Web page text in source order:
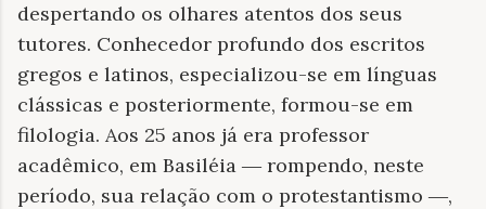
despertando os olhares atentos dos seus
tutores. Conhecedor profundo dos escritos
gregos e latinos, especializou-se em línguas
clássicas e posteriormente, formou-se em
filologia. Aos 25 anos já era professor
acadêmico, em Basiléia — rompendo, neste
período, sua relação com o protestantismo —,